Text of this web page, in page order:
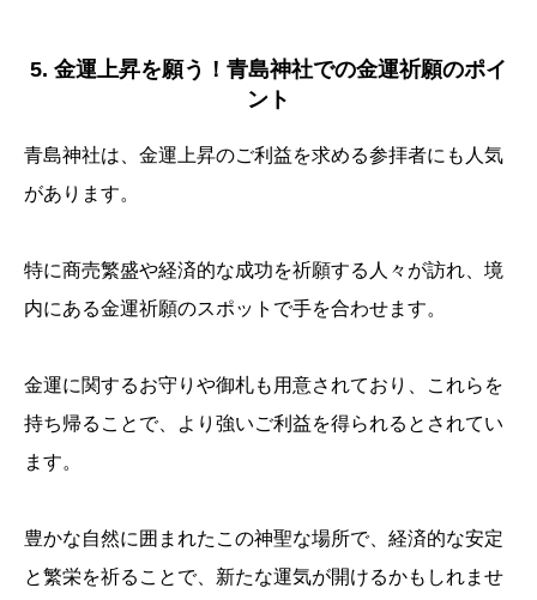
5. 金運上昇を願う！青島神社での金運祈願のポイ
ント
青島神社は、金運上昇のご利益を求める参拝者にも人気
があります。
特に商売繁盛や経済的な成功を祈願する人々が訪れ、境
内にある金運祈願のスポットで手を合わせます。
金運に関するお守りや御札も用意されており、これらを
持ち帰ることで、より強いご利益を得られるとされてい
ます。
豊かな自然に囲まれたこの神聖な場所で、経済的な安定
と繁栄を祈ることで、新たな運気が開けるかもしれませ